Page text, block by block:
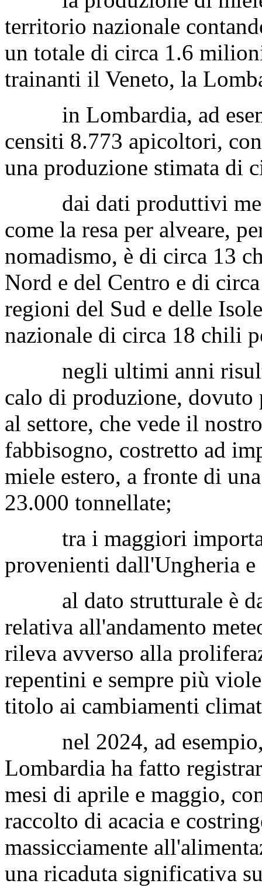
territorio nazionale
un totale di circa 1.6
trainanti il Veneto, la
in Lombardia, ad
censiti 8.773 apicoltori,
una produzione stimata di
dai dati produttivi medi
come la resa per alveare,
nomadismo, è di circa 13
Nord e del Centro e di
regioni del Sud e delle
nazionale di circa 18 chili
negli ultimi anni risulta
calo di produzione, dovuto
al settore, che vede il
fabbisogno, costretto ad
miele estero, a fronte di
23.000 tonnellate;
tra i maggiori
provenienti dall'Ungheria
al dato strutturale è da
relativa all'andamento
rileva avverso alla
repentini e sempre più
titolo ai cambiamenti
nel 2024, ad esempio,
Lombardia ha fatto
mesi di aprile e maggio,
raccolto di acacia e
massicciamente
una ricaduta significativa